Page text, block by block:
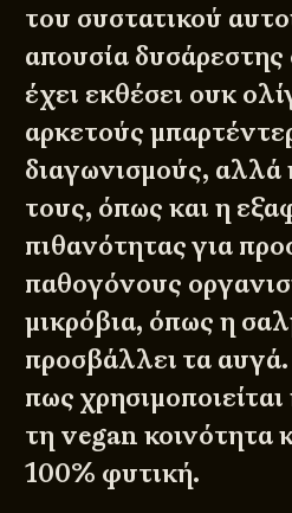
του συστατικού
απουσία δυσάρεστης
έχει εκθέσει ουκ
αρκετούς
διαγωνισμούς, αλλά
τους, όπως και η
πιθανότητας για
παθογόνους
μικρόβια, όπως η
προσβάλλει τα
πως
τη vegan κοινότητα
100% φυτική.